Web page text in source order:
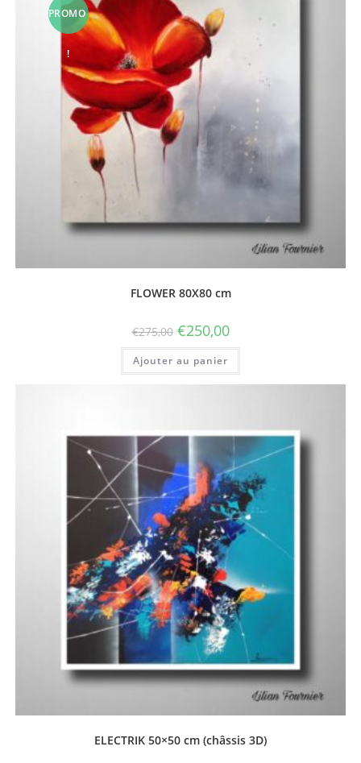
PROMO
!
FLOWER 80X80 cm
€275,00 €250,00
Ajouter au panier
ELECTRIK 50×50 cm (châssis 3D)